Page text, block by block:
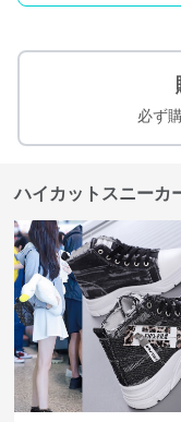
必ず
ハイカットスニーカ